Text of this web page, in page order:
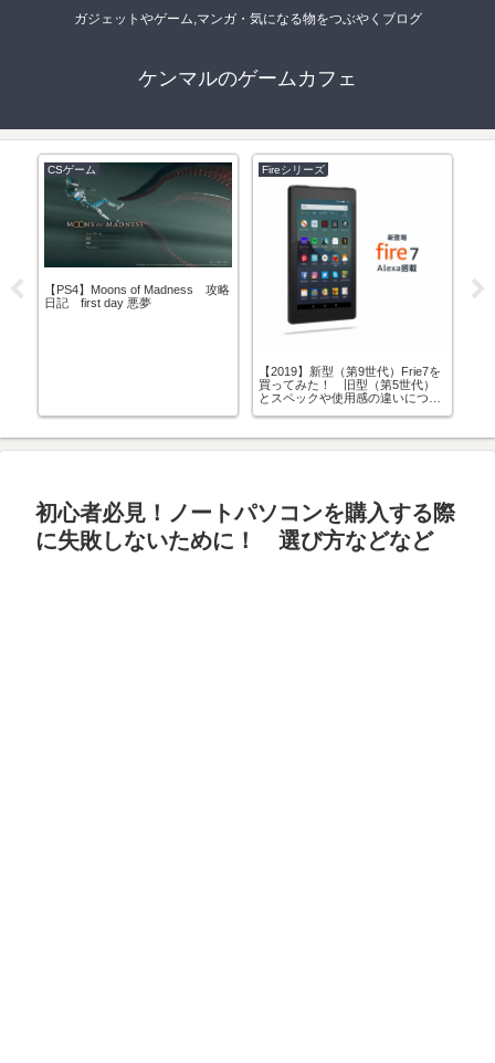
ガジェットやゲーム,マンガ・気になる物をつぶやくブログ
ケンマルのゲームカフェ
CSゲーム
【PS4】Moons of Madness 攻略
日記 first day 悪夢
Fireシリーズ
【2019】新型（第9世代）Frie7を
買ってみた！ 旧型（第5世代）
とスペックや使用感の違いについ
【
初心者必見！ノートパソコンを購入する際
に失敗しないために！ 選び方などなど